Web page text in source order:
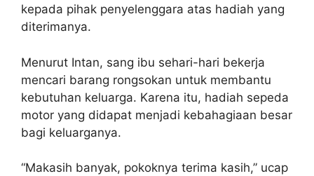
kepada pihak penyelenggara atas hadiah yang
diterimanya.
Menurut Intan, sang ibu sehari-hari bekerja
mencari barang rongsokan untuk membantu
kebutuhan keluarga. Karena itu, hadiah sepeda
motor yang didapat menjadi kebahagiaan besar
bagi keluarganya.
“Makasih banyak, pokoknya terima kasih,” ucap